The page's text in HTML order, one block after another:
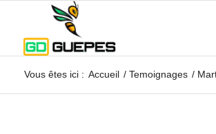
Vous êtes ici : Accueil / Temoignages /